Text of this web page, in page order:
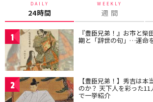
DAILY
24時間
WEEKLY
週 間
1 『豊臣兄弟！』お市と
期と「辞世の句」…運命
2 【豊臣兄弟！】秀吉は
のか？ 天下人を彩った
で一挙紹介